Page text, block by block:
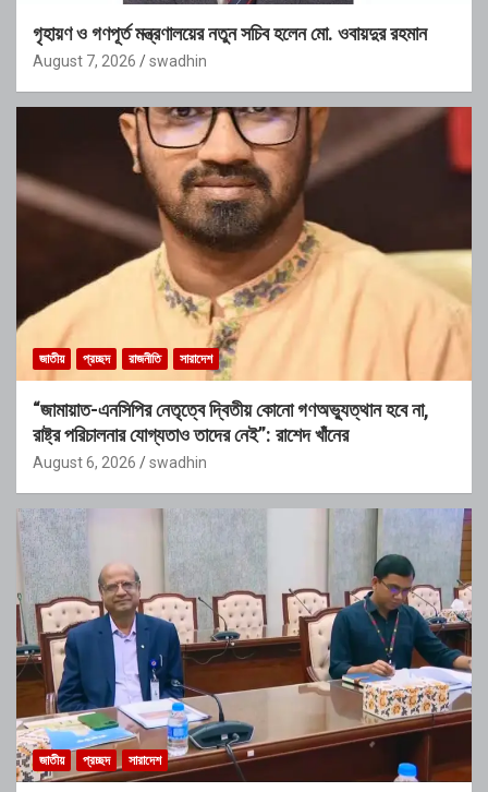
গৃহায়ণ ও গণপূর্ত মন্ত্রণালয়ের নতুন সচিব হলেন মো. ওবায়দুর রহমান
August 7, 2026 swadhin
জাতীয় প্রচ্ছদ রাজনীতি সারাদেশ
“জামায়াত-এনসিপির নেতৃত্বে দ্বিতীয় কোনো গণঅভ্যুত্থান হবে না,
রাষ্ট্র পরিচালনার যোগ্যতাও তাদের নেই”: রাশেদ খাঁনের
August 6, 2026 swadhin
জাতীয় প্রচ্ছদ সারাদেশ